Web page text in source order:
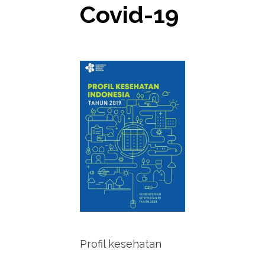
Covid-19
Profil kesehatan